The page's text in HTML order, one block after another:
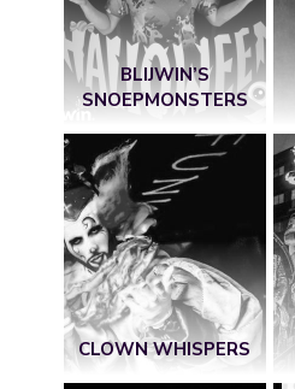
BLIJWIN’S
SNOEPMONSTERS
CLOWN WHISPERS